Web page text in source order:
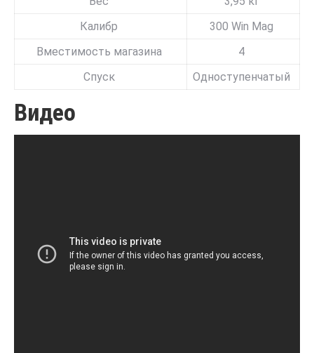
Калибр
300 Win Mag
Вместимость магазина
4
Спуск
Одноступенчатый
Видео